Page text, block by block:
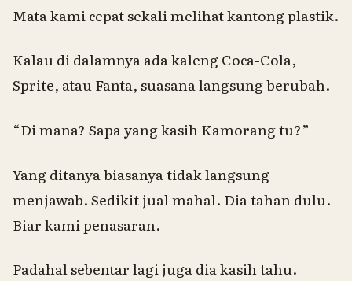
Mata kami cepat sekali melihat kantong plastik.
Kalau di dalamnya ada kaleng Coca-Cola,
Sprite, atau Fanta, suasana langsung berubah.
“Di mana? Sapayang kasihKamorang tu?”
Yang ditanya biasanya tidak langsung
menjawab. Sedikit jual mahal. Dia tahan dulu.
Biar kami penasaran.
Padahal sebentar lagi juga dia kasih tahu.